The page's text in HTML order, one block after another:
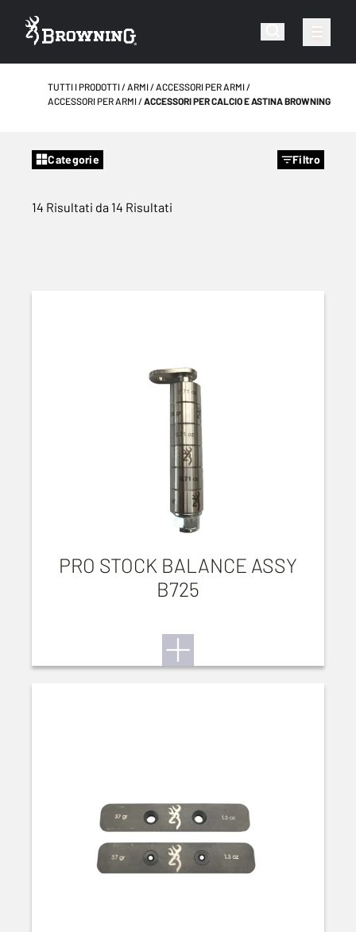
TUTTI I PRODOTTI ARMI
ACCESSORI PER ARMI
ACCESSORI PER ARMI
ACCESSORI PER CALCIO E ASTINA BROWNING
Categorie Filtro
14 Risultati da 14 Risultati
PRO STOCK BALANCE ASSY
B725